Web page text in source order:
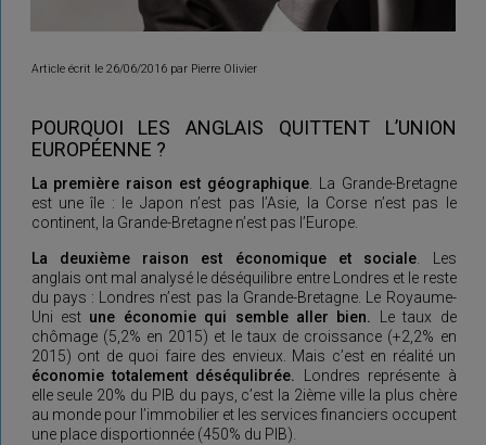
Article écrit le 26/06/2016 par Pierre Olivier
POURQUOI LES ANGLAIS QUITTENT L’UNION
EUROPÉENNE ?
La première raison est géographique. La Grande-Bretagne
est une île : le Japon n’est pas l’Asie, la Corse n’est pas le
continent, la Grande-Bretagne n’est pas l’Europe.
La deuxième raison est économique et sociale . Les
anglais ont mal analysé le déséquilibre entre Londres et le reste
du pays : Londres n’est pas la Grande-Bretagne. Le Royaume-
Uni est une économie qui semble aller bien.
Le taux de
chômage (5,2% en 2015) et le taux de croissance (+2,2% en
2015) ont de quoi faire des envieux. Mais c’est en réalité un
économie totalement déséqulibrée.
Londres représente à
elle seule 20% du PIB du pays, c’est la 2ième ville la plus chère
au monde pour l’immobilier et les services financiers occupent
une place disportionnée (450% du PIB).